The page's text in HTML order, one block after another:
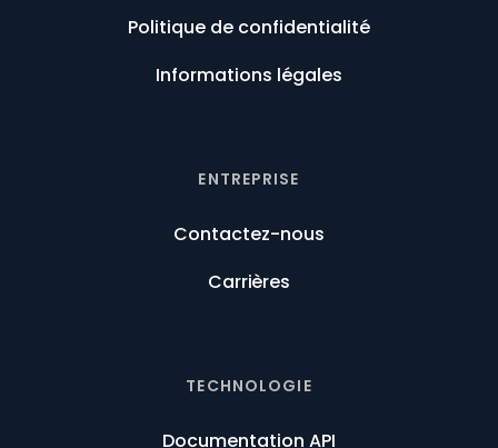
Politique de confidentialité
Informations légales
ENTREPRISE
Contactez-nous
Carrières
TECHNOLOGIE
Documentation API